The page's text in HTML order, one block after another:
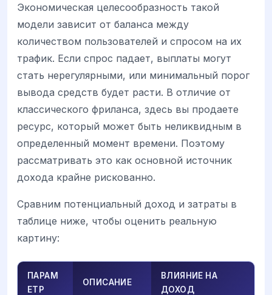
Экономическая целесообразность такой
модели зависит от баланса между
количеством пользователей и спросом на их
трафик. Если спрос падает, выплаты могут
стать нерегулярными, или минимальный порог
вывода средств будет расти. В отличие от
классического фриланса, здесь вы продаете
ресурс, который может быть неликвидным в
определенный момент времени. Поэтому
рассматривать это как основной источник
дохода крайне рискованно.
Сравним потенциальный доход и затраты в
таблице ниже, чтобы оценить реальную
картину:
ПАРАМ
ЕТР
ОПИСАНИЕ
ВЛИЯНИЕ НА
ДОХОД